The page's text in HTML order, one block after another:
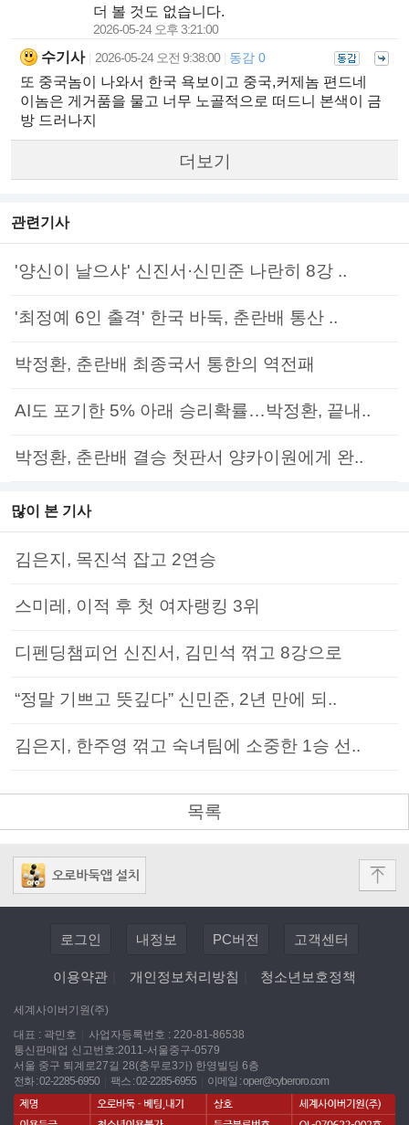
더 볼 것도 없습니다.
2026-05-24 오후 3:21:00
수기사 2026-05-24 오전 9:38:00 동감 0
또 중국놈이 나와서 한국 욕보이고 중국,커제놈 편드네
이놈은 게거품을 물고 너무 노골적으로 떠드니 본색이 금
방 드러나지
더보기
관련기사
'양신이 날으샤' 신진서·신민준 나란히 8강 ..
'최정예 6인 출격' 한국 바둑, 춘란배 통산 ..
박정환, 춘란배 최종국서 통한의 역전패
AI도 포기한 5% 아래 승리확률…박정환, 끝내..
박정환, 춘란배 결승 첫판서 양카이원에게 완..
많이 본 기사
김은지, 목진석 잡고 2연승
스미레, 이적 후 첫 여자랭킹 3위
디펜딩챔피언 신진서, 김민석 꺾고 8강으로
“정말 기쁘고 뜻깊다” 신민준, 2년 만에 되..
김은지, 한주영 꺾고 숙녀팀에 소중한 1승 선..
목록
로그인 내정보 PC버전 고객센터
이용약관 개인정보처리방침 청소년보호정책
세계사이버기원(주)
대표 : 곽민호
사업자등록번호 : 220-81-86538
통신판매업 신고번호:2011-서울중구-0579
서울 중구 퇴계로27길 28(충무로3가) 한영빌딩 6층
전화 : 02-2285-6950
팩스 : 02-2285-6955 이메일 :oper@cyberoro.com